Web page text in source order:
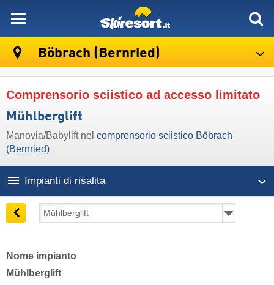
Böbrach (Bernried)
Comprensorio sciistico ad accesso limitato
Mühlberglift
Manovia/Babylift nel comprensorio sciistico Böbrach
(Bernried)
Impianti di risalita
Nome impianto
Mühlberglift